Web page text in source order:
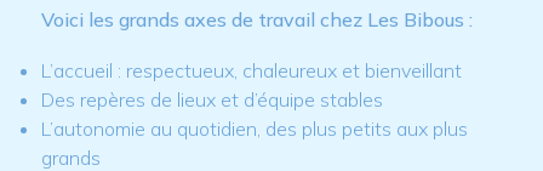
Voici les grands axes de travail chez Les Bibous :
L’accueil : respectueux, chaleureux et bienveillant
Des repères de lieux et d’équipe stables
L’autonomie au quotidien, des plus petits aux plus
grands